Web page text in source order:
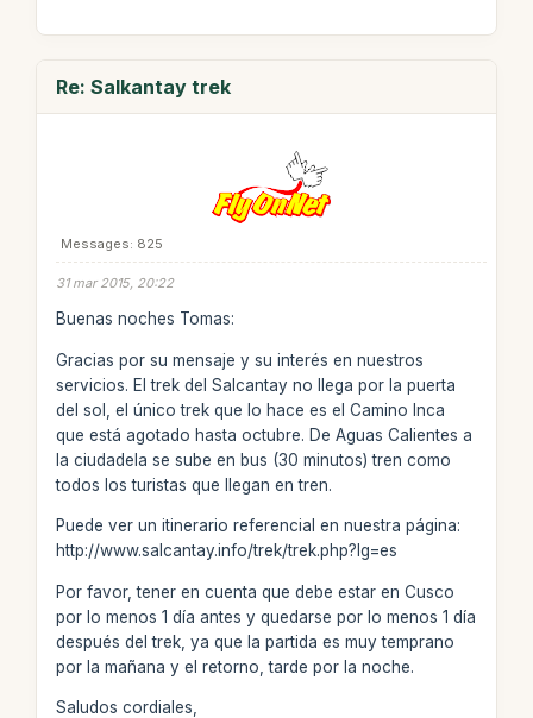
Re: Salkantay trek
Messages: 825
31 mar 2015, 20:22
Buenas noches Tomas:
Gracias por su mensaje y su interés en nuestros
servicios. El trek del Salcantay no llega por la puerta
del sol, el único trek que lo hace es el Camino Inca
que está agotado hasta octubre. De Aguas Calientes a
la ciudadela se sube en bus (30 minutos) tren como
todos los turistas que llegan en tren.
Puede ver un itinerario referencial en nuestra página:
http://www.salcantay.info/trek/trek.php?lg=es
Por favor, tener en cuenta que debe estar en Cusco
por lo menos 1 día antes y quedarse por lo menos 1 día
después del trek, ya que la partida es muy temprano
por la mañana y el retorno, tarde por la noche.
Saludos cordiales,